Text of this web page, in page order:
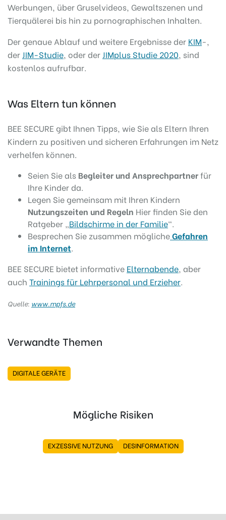
Werbungen, über Gruselvideos, Gewaltszenen und
Tierquälerei bis hin zu pornographischen Inhalten.
Der genaue Ablauf und weitere Ergebnisse der KIM-,
der JIM-Studie, oder der JIMplus Studie 2020, sind
kostenlos aufrufbar.
Was Eltern tun können
BEE SECURE gibt Ihnen Tipps, wie Sie als Eltern Ihren
Kindern zu positiven und sicheren Erfahrungen im Netz
verhelfen können.
Seien Sie als Begleiter und Ansprechpartnerfür
Ihre Kinder da.
Legen Sie gemeinsam mit Ihren Kindern
Nutzungszeiten und Regeln Hier finden Sie den
Ratgeber „Bildschirme in der Familie“.
Besprechen Sie zusammen möglicheGefahren
im Internet.
BEE SECURE bietet informative Elternabende, aber
auch Trainings für Lehrpersonal und Erzieher.
Quelle: www.mpfs.de
Verwandte Themen
DIGITALE GERÄTE
Mögliche Risiken
EXZESSIVE NUTZUNG DESINFORMATION